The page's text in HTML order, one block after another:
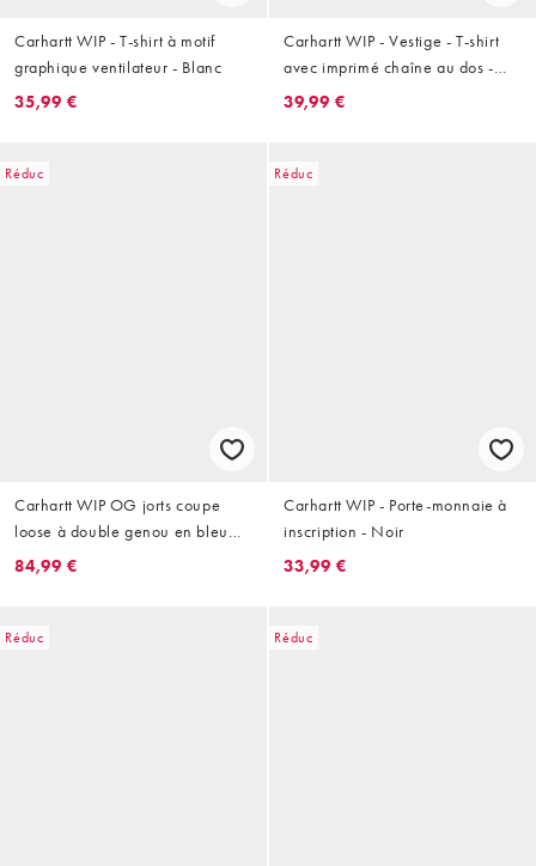
Carhartt WIP - T-shirt à motif
graphique ventilateur - Blanc
35,99 €
Carhartt WIP - Vestige - T-shirt
avec imprimé chaîne au dos -
Noir
39,99 €
Réduc
Carhartt WIP OG jorts coupe
loose à double genou en bleu
délavé stone
84,99 €
Réduc
Carhartt WIP - Porte-monnaie à
inscription - Noir
33,99 €
Réduc Réduc